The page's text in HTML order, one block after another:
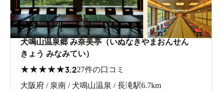
犬鳴山温泉郷 み奈美亭（いぬなきやまおんせん
きょう みなみてい）
★★★★★3.227件の口コミ
大阪府 / 泉南 / 犬鳴山温泉 / 長滝駅6.7km